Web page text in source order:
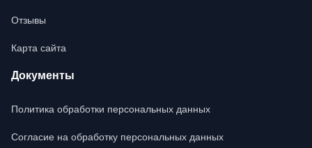
Отзывы
Карта сайта
Документы
Политика обработки персональных данных
Согласие на обработку персональных данных